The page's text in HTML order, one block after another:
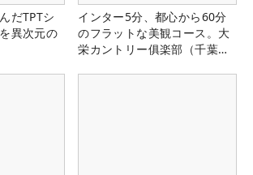
だTPTシ
異次元の
インター5分、都心から60分
のフラットな美観コース。大
栄カントリー俱楽部（千葉